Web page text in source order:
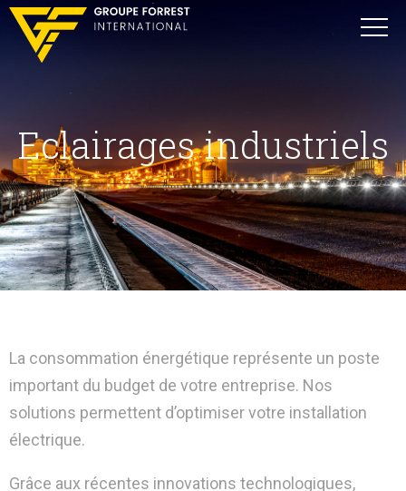
Eclairages industriels
La consommation énergétique représente un poste
important du budget de votre entreprise. Nos
solutions permettent d’optimiser votre installation
électrique.
Grâce aux récentes innovations technologiques,